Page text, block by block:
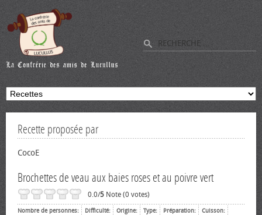
Recette proposée par
CocoE
Brochettes de veau aux baies roses et au poivre vert
0.0/5 Note (0 votes)
Nombre de personnes:
Difficulté:
Origine:
Type:
Préparation:
Cuisson: